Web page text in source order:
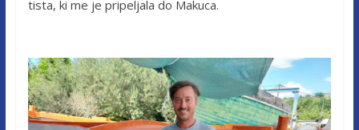
tista, ki me je pripeljala do Makuca.